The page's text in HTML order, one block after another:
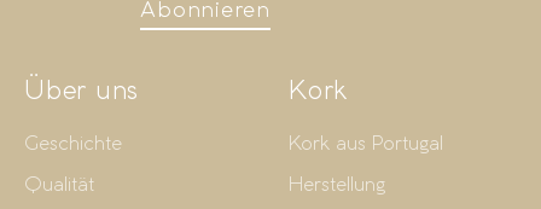
Abonnieren
Über uns
Geschichte
Qualität
Kork
Kork aus Portugal
Herstellung